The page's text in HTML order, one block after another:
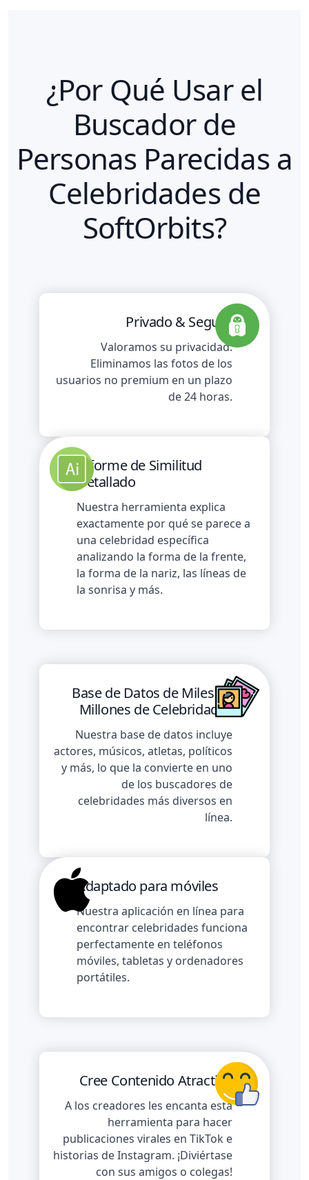
¿Por Qué Usar el
Buscador de
Personas Parecidas a
Celebridades de
SoftOrbits?
Privado & Seguro
Valoramos su privacidad.
Eliminamos las fotos de los
usuarios no premium en un plazo
de 24 horas.
Informe de Similitud
Detallado
Nuestra herramienta explica
exactamente por qué se parece a
una celebridad específica
analizando la forma de la frente,
la forma de la nariz, las líneas de
la sonrisa y más.
Base de Datos de Miles de
Millones de Celebridades
Nuestra base de datos incluye
actores, músicos, atletas, políticos
y más, lo que la convierte en uno
de los buscadores de
celebridades más diversos en
línea.
Adaptado para móviles
Nuestra aplicación en línea para
encontrar celebridades funciona
perfectamente en teléfonos
móviles, tabletas y ordenadores
portátiles.
Cree Contenido Atractivo
A los creadores les encanta esta
herramienta para hacer
publicaciones virales en TikTok e
historias de Instagram. ¡Diviértase
con sus amigos o colegas!